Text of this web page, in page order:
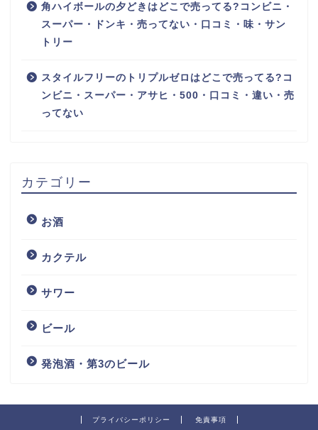
角ハイボールの夕どきはどこで売ってる?コンビニ・
スーパー・ドンキ・売ってない・口コミ・味・サン
トリー
スタイルフリーのトリプルゼロはどこで売ってる?コ
ンビニ・スーパー・アサヒ・500・口コミ・違い・売
ってない
カテゴリー
お酒
カクテル
サワー
ビール
発泡酒・第3のビール
プライバシーポリシー 免責事項